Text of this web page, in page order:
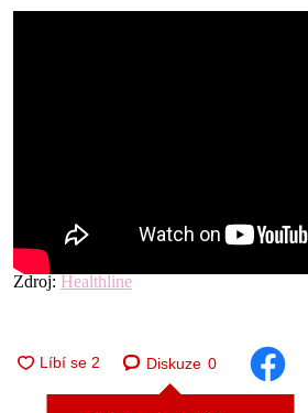
Zdroj: Healthline
Diskuze 0